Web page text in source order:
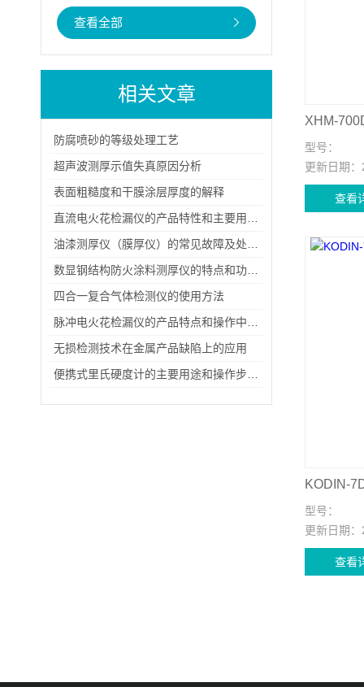
查看全部
相关文章
防腐喷砂的等级处理工艺
超声波测厚示值失真原因分析
表面粗糙度和干膜涂层厚度的解释
四合一复合气体检测仪的使用方法
无损检测技术在金属产品缺陷上的应用
型号：
更新日期：
查看
型号：
更新日期：
查看